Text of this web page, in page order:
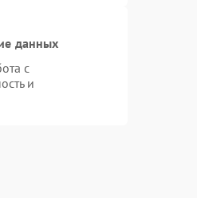
данных
с
и